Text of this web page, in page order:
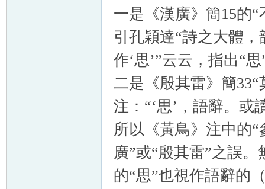
一是《漢廣》簡15的
引孔穎達“詩之大體，
作‘思’”云云，指出“
二是《殷其雷》簡
注：“‘思’，語辭。或
所以《黃鳥》注中的
廣”或“殷其雷”之誤
的“思”也視作語辭的